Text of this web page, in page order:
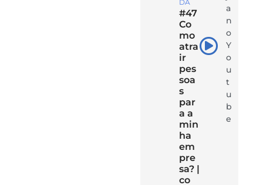
DA
#47
Co
mo
atra
ir
pes
soa
s
par
a a
min
ha
em
pre
sa? |
co
a
n
o
Y
o
u
t
u
b
e